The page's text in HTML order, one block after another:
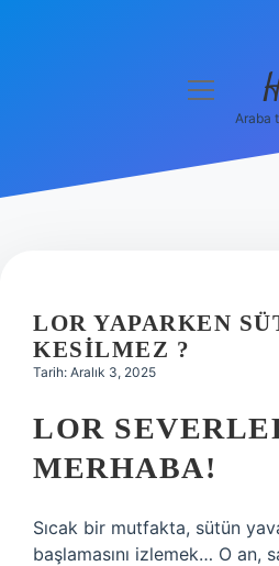
Hakkımızda
menüyü
Araba
LOR YAPARKEN
KESILMEZ ?
Tarih: Aralık 3, 2025
LOR
MERHABA!
Sıcak bir mutfakta, sütün
başlamasını izlemek… O an,